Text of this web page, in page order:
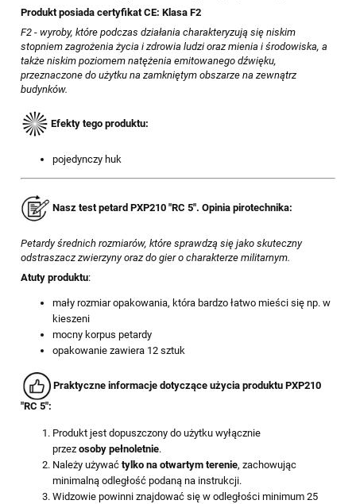
Produkt posiada certyfikat CE: Klasa F2
F2 - wyroby, które podczas działania charakteryzują się niskim
stopniem zagrożenia życia i zdrowia ludzi oraz mienia i środowiska, a
także niskim poziomem natężenia emitowanego dźwięku,
przeznaczone do użytku na zamkniętym obszarze na zewnątrz
budynków.
Efekty tego produktu:
pojedynczy huk
Nasz test petard PXP210 "RC 5". Opinia pirotechnika:
Petardy średnich rozmiarów, które sprawdzą się jako skuteczny
odstraszacz zwierzyny oraz do gier o charakterze militarnym.
Atuty produktu:
mały rozmiar opakowania, która bardzo łatwo mieści się np. w
kieszeni
mocny korpus petardy
opakowanie zawiera 12 sztuk
Praktyczne informacje dotyczące użycia produktu PXP210
"RC 5":
Produkt jest dopuszczony do użytku wyłącznie
przez osoby pełnoletnie.
Należy używać tylko na otwartym terenie, zachowując
minimalną odległość podaną na instrukcji.
Widzowie powinni znajdować się w odległości minimum 25